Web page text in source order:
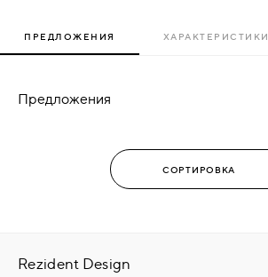
ПРЕДЛОЖЕНИЯ ХАРАКТЕРИСТИКИ
Предложения
Rezident Design